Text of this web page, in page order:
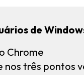
de
Chrome
nos três pontos